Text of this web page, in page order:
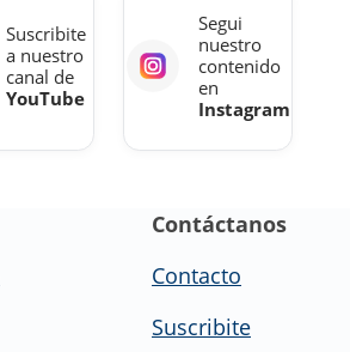
modalidad
Suscribite
a nuestro
canal de
YouTube
Segui
nuestro
contenido
en
Instagram
Contáctanos
Contacto
Suscribite